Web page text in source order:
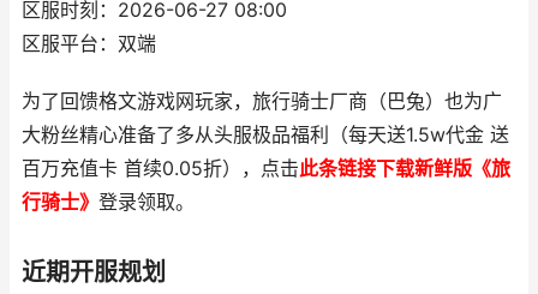
区服时刻：2026-06-27 08:00
区服平台：双端
为了回馈格文游戏网玩家，旅行骑士厂商（巴兔）也为广
大粉丝精心准备了多从头服极品福利（每天送1.5w代金 送
百万充值卡 首续0.05折），点击此条链接下载新鲜版《旅
行骑士》 登录领取。
近期开服规划